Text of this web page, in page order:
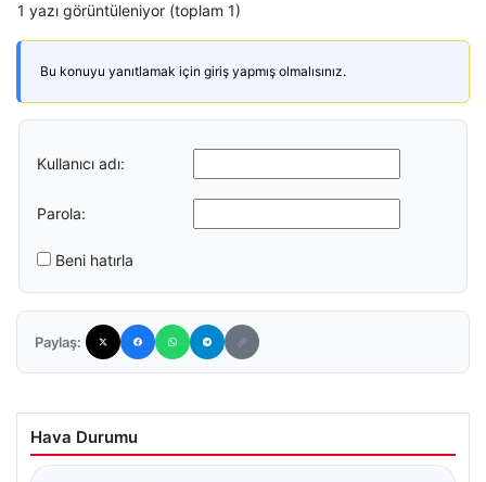
1 yazı görüntüleniyor (toplam 1)
Bu konuyu yanıtlamak için giriş yapmış olmalısınız.
Kullanıcı adı:
Parola:
Beni hatırla
Paylaş:
Hava Durumu